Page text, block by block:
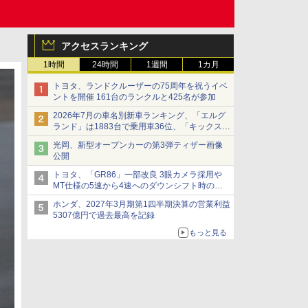
アクセスランキング
1時間 24時間 1週間 1カ月
トヨタ、ランドクルーザーの75周年を祝うイベ
ントを開催 161台のランクルと425名が参加
2026年7月の車名別新車ランキング、「エルグ
ランド」は1883台で乗用車36位、「キックス」
は2591台で27位に
光岡、新型オープンカーの第3弾ティザー画像
公開
トヨタ、「GR86」一部改良 3眼カメラ採用や
MT仕様の5速から4速へのダウンシフト時の操
作性向上など
ホンダ、2027年3月期第1四半期決算の営業利益
5307億円で過去最高を記録
もっと見る